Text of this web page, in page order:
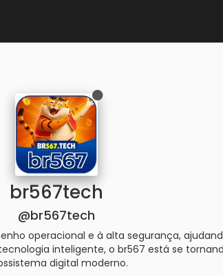
br567tech
@br567tech
operacional e à alta segurança,
inteligente, o br567 está se
digital moderno.